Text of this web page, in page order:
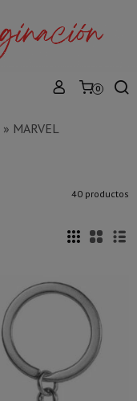
0
» MARVEL
40 productos